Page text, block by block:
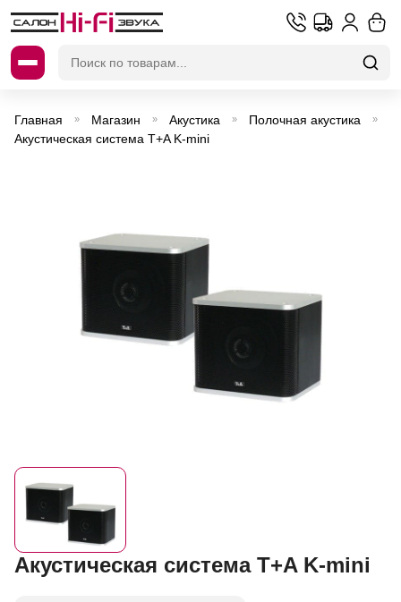
Главная » Магазин » Акустика » Полочная акустика »
Акустическая система T+A K-mini
Акустическая система T+A K-mini